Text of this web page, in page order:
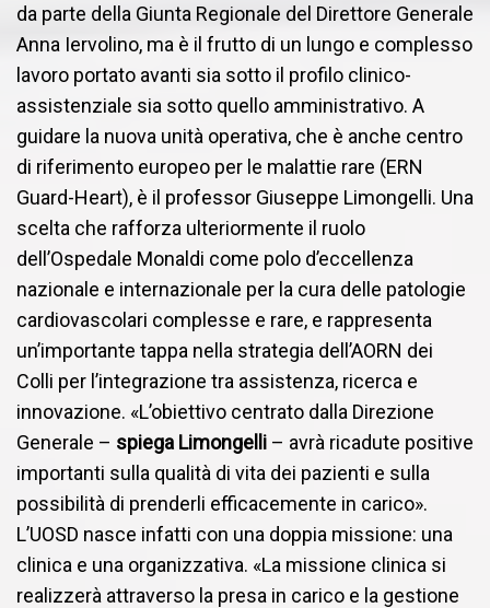
da parte della Giunta Regionale del Direttore Generale
Anna Iervolino, ma è il frutto di un lungo e complesso
lavoro portato avanti sia sotto il profilo clinico-
assistenziale sia sotto quello amministrativo. A
guidare la nuova unità operativa, che è anche centro
di riferimento europeo per le malattie rare (ERN
Guard-Heart), è il professor Giuseppe Limongelli. Una
scelta che rafforza ulteriormente il ruolo
dell’Ospedale Monaldi come polo d’eccellenza
nazionale e internazionale per la cura delle patologie
cardiovascolari complesse e rare, e rappresenta
un’importante tappa nella strategia dell’AORN dei
Colli per l’integrazione tra assistenza, ricerca e
innovazione. «L’obiettivo centrato dalla Direzione
Generale – spiega Limongelli – avrà ricadute positive
importanti sulla qualità di vita dei pazienti e sulla
possibilità di prenderli efficacemente in carico».
L’UOSD nasce infatti con una doppia missione: una
clinica e una organizzativa. «La missione clinica si
realizzerà attraverso la presa in carico e la gestione